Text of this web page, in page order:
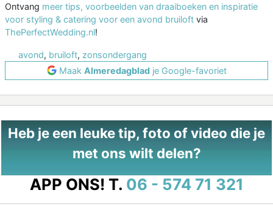
Ontvang meer tips, voorbeelden van draaiboeken en inspiratie
voor styling & catering voor een avond bruiloft via
ThePerfectWedding.nl!
avond, bruiloft, zonsondergang
Maak Almeredagbladje Google-favoriet
Heb je een leuke tip, foto of video die je
met ons wilt delen?
APP ONS! T. 06 - 574 71 321